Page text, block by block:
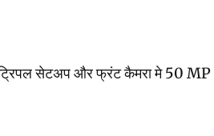
सेटअप और फ्रंट कैमरा मे 50 MP